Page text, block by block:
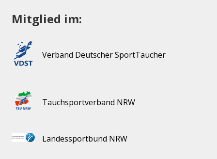
Mitglied im:
Verband Deutscher SportTaucher
Tauchsportverband NRW
Landessportbund NRW